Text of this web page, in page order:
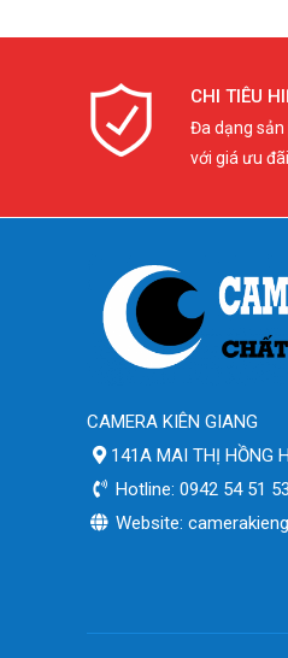
CHI TIÊU
Đa dạng sản
với giá ưu đãi
CAMERA KIÊN GIANG
141A MAI THỊ HỒNG
Hotline: 0942 54 51 53
Website: